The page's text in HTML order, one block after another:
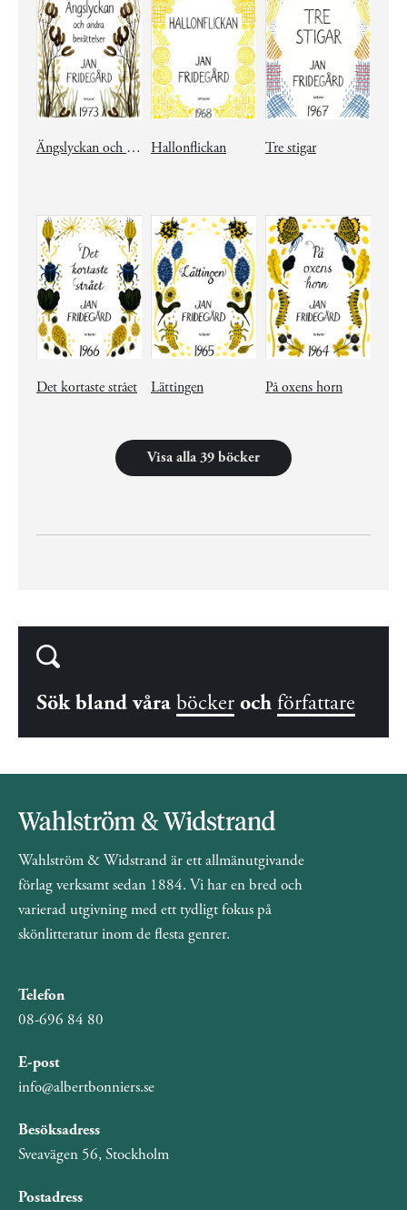
Ängslyckan och andra berättelser Hallonflickan Tre stigar
Det kortaste strået Lättingen På oxens horn
Visa alla 39 böcker
Sök bland våra böcker och författare
Wahlström & Widstrand är ett allmänutgivande
förlag verksamt sedan 1884. Vi har en bred och
varierad utgivning med ett tydligt fokus på
skönlitteratur inom de flesta genrer.
Telefon
08-696 84 80
E-post
info@albertbonniers.se
Besöksadress
Sveavägen 56, Stockholm
Postadress